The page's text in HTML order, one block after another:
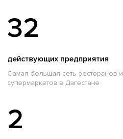
32
действующих предприятия
Самая большая сеть ресторанов и
супермаркетов в Дагестане
2